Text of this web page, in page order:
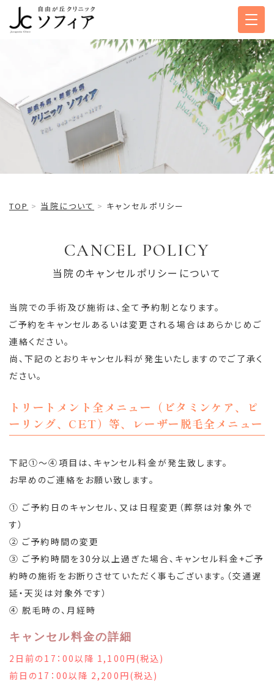
キャンセルポリシー
TOP 当院について キャンセルポリシー
CANCEL POLICY
当院のキャンセルポリシーについて
当院での手術及び施術は、全て予約制となります。
ご予約をキャンセルあるいは変更される場合はあらかじめご
連絡ください。
尚、下記のとおりキャンセル料が発生いたしますのでご了承く
ださい。
トリートメント全メニュー（ビタミンケア、ピ
ーリング、CET）等、レーザー脱毛全メニュー
下記①～④項目は、キャンセル料金が発生致します。
お早めのご連絡をお願い致します。
① ご予約日のキャンセル、又は日程変更（葬祭は対象外で
す）
② ご予約時間の変更
③ ご予約時間を30分以上過ぎた場合、キャンセル料金+ご予
約時の施術をお断りさせていただく事もございます。（交通遅
延・天災は対象外です）
④ 脱毛時の、月経時
キャンセル料金の詳細
2日前の17：00以降 1,100円(税込)
前日の17：00以降 2,200円(税込)